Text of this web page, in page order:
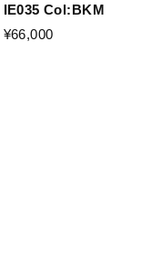
IE035 Col:BKM
¥66,000